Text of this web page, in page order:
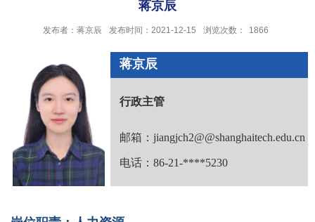
蒋京辰
发布者：蒋京辰 发布时间：2021-12-15 浏览次数： 1866
蒋京辰
行政主管
邮箱：jiangjch2@@shanghaitech.edu.cn
电话：86-21-****5230